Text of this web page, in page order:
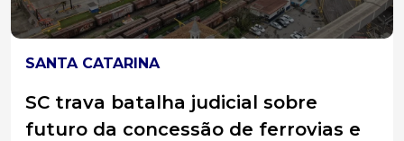
SANTA CATARINA
Santa Catarina lidera ranking
nacional com mais de 75 mil golpes